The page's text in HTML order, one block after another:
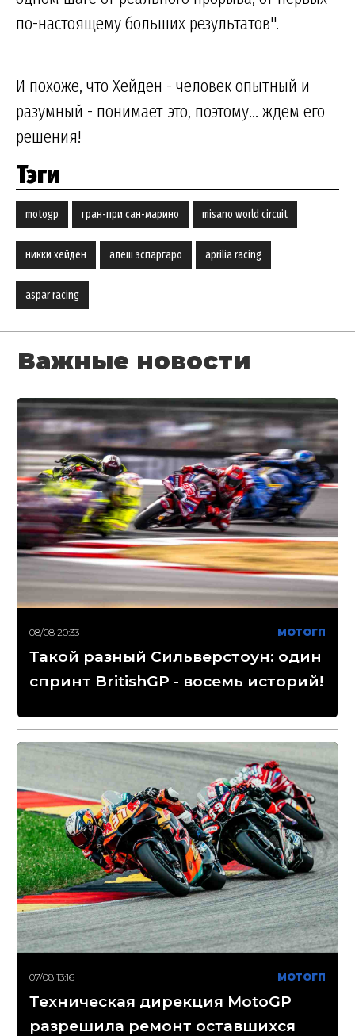
по-настоящему больших результатов".
И похоже, что Хейден - человек опытный и
разумный - понимает это, поэтому... ждем его
решения!
Тэги
motogp гран-при сан-марино misano world circuit
никки хейден алеш эспаргаро aprilia racing
aspar racing
Важные новости
08/08 20:33 МОТОГП
Такой разный Сильверстоун: один
спринт BritishGP - восемь историй!
07/08 13:16 МОТОГП
Техническая дирекция MotoGP
разрешила ремонт оставшихся